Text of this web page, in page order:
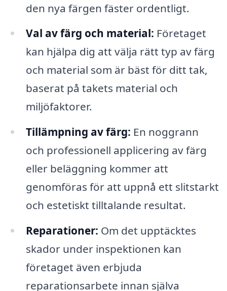
den nya färgen fäster ordentligt.
Val av färg och material: Företaget
kan hjälpa dig att välja rätt typ av färg
och material som är bäst för ditt tak,
baserat på takets material och
miljöfaktorer.
Tillämpning av färg: En noggrann
och professionell applicering av färg
eller beläggning kommer att
genomföras för att uppnå ett slitstarkt
och estetiskt tilltalande resultat.
Reparationer: Om det upptäcktes
skador under inspektionen kan
företaget även erbjuda
reparationsarbete innan själva